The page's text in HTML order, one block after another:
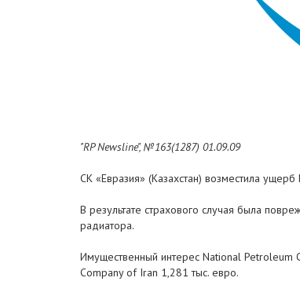
"RP Newsline", №163(1287) 01.09.09
СК «Евразия» (Казахстан) возместила
В результате страхового случая была
радиатора.
Имущественный интерес National Petroleum
Company of Iran 1,281 тыс. евро.